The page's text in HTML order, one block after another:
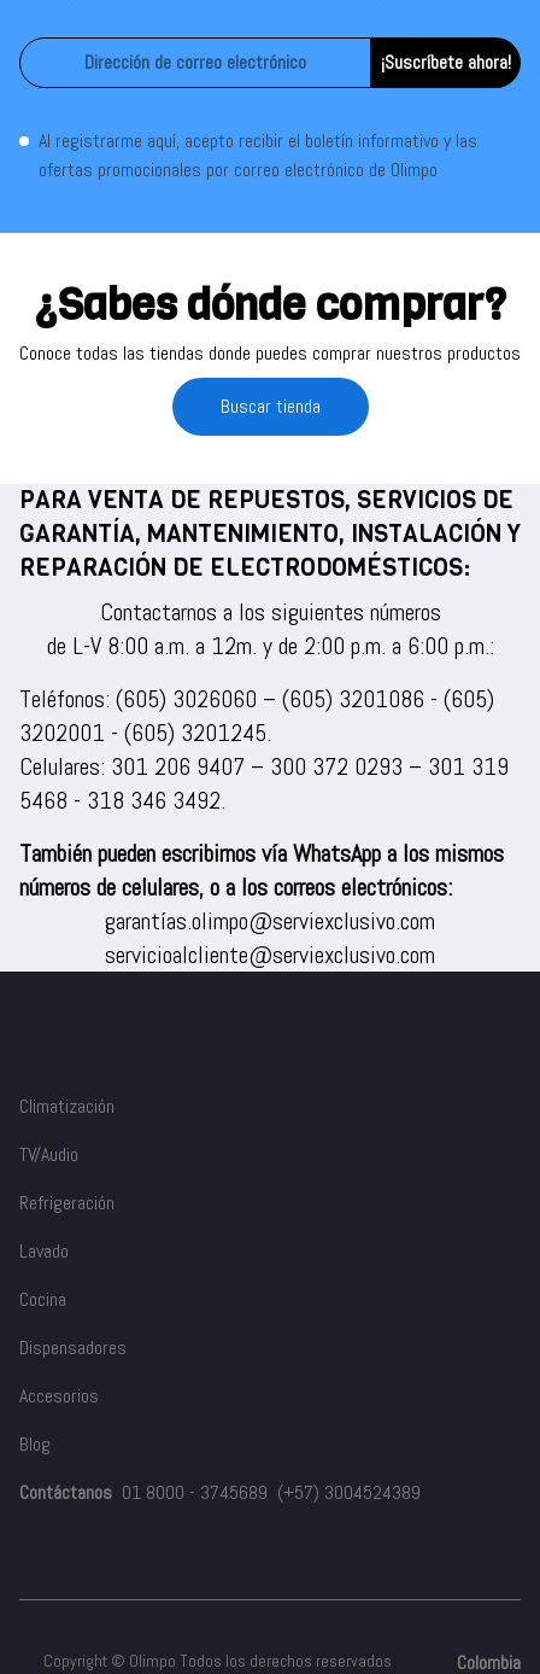
¡Suscríbete ahora!
Al registrarme aquí, acepto recibir el boletín informativo y las
ofertas promocionales por correo electrónico de Olimpo
¿Sabes dónde comprar?
Conoce todas las tiendas donde puedes comprar nuestros productos
Buscar tienda
PARA VENTA DE REPUESTOS, SERVICIOS DE
GARANTÍA, MANTENIMIENTO, INSTALACIÓN Y
REPARACIÓN DE ELECTRODOMÉSTICOS:
Contactarnos a los siguientes números
de L-V 8:00 a.m. a 12m. y de 2:00 p.m. a 6:00 p.m.:
Teléfonos: (605) 3026060 – (605) 3201086 - (605)
3202001 - (605) 3201245.
Celulares: 301 206 9407 – 300 372 0293 – 301 319
5468 - 318 346 3492.
También pueden escribirnos vía WhatsApp a los mismos
números de celulares, o a los correos electrónicos:
garantías.olimpo@serviexclusivo.com
servicioalcliente@serviexclusivo.com
Climatización
TV/Audio
Refrigeración
Lavado
Cocina
Dispensadores
Accesorios
Blog
Contáctanos 01 8000 - 3745689 (+57) 3004524389
Copyright © Olimpo Todos los derechos reservados Colombia